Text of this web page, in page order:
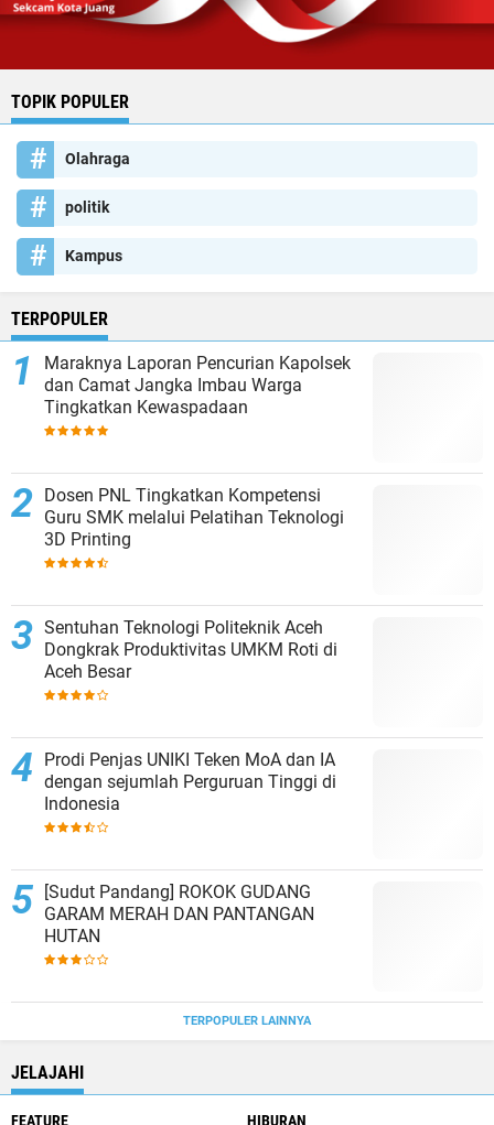
TOPIK POPULER
Olahraga
politik
Kampus
TERPOPULER
Maraknya Laporan Pencurian Kapolsek
dan Camat Jangka Imbau Warga
Tingkatkan Kewaspadaan
Dosen PNL Tingkatkan Kompetensi
Guru SMK melalui Pelatihan Teknologi
3D Printing
Sentuhan Teknologi Politeknik Aceh
Dongkrak Produktivitas UMKM Roti di
Aceh Besar
Prodi Penjas UNIKI Teken MoA dan IA
dengan sejumlah Perguruan Tinggi di
Indonesia
[Sudut Pandang] ROKOK GUDANG
GARAM MERAH DAN PANTANGAN
HUTAN
TERPOPULER LAINNYA
JELAJAHI
FEATURE HIBURAN